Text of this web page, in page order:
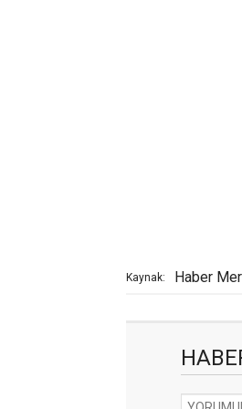
Kaynak: Haber